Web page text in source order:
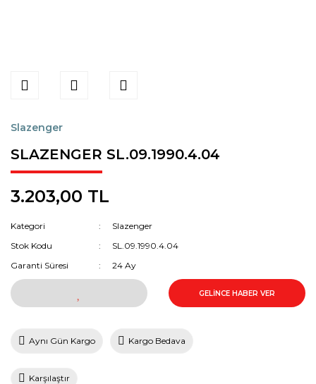
Slazenger
SLAZENGER SL.09.1990.4.04
3.203,00 TL
Kategori
Slazenger
Stok Kodu
SL.09.1990.4.04
Garanti Süresi
24 Ay
GELİNCE HABER VER
Aynı Gün Kargo Kargo Bedava
Karşılaştır